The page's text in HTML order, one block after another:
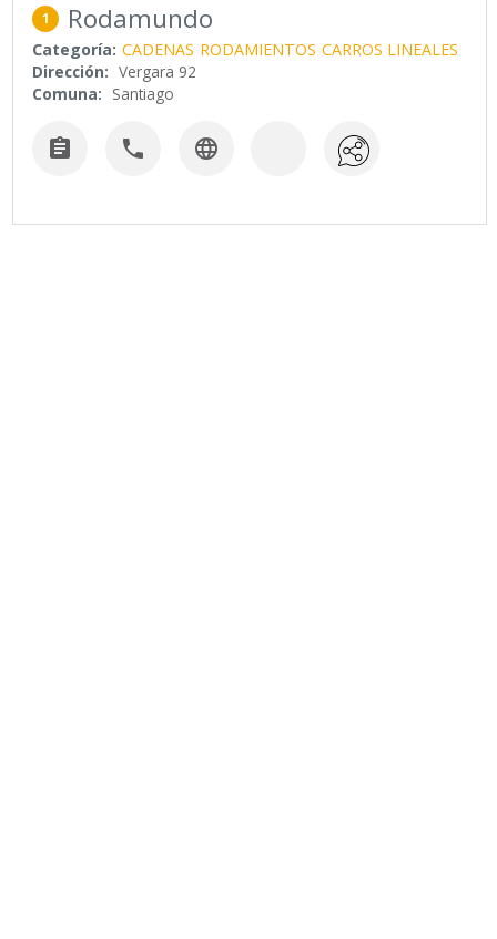
1 Rodamundo
Categoría: CADENAS RODAMIENTOS CARROS LINEALES
Dirección: Vergara 92
Comuna: Santiago
  